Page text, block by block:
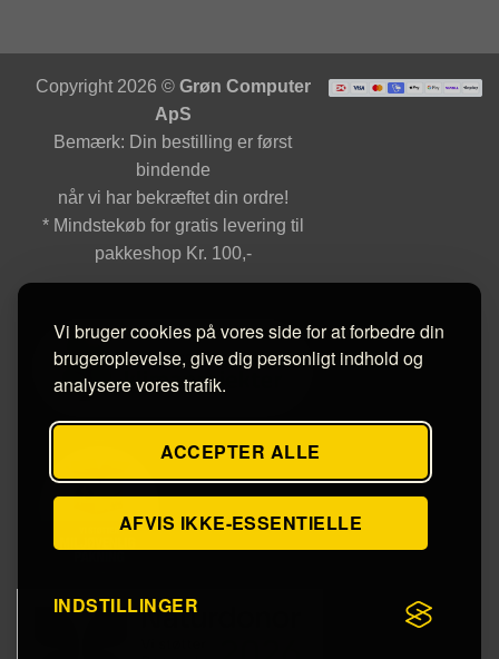
Vi bruger cookies på vores side for at forbedre din
brugeroplevelse, give dig personligt indhold og
analysere vores trafik.
ACCEPTER ALLE
AFVIS IKKE-ESSENTIELLE
INDSTILLINGER
Copyright 2026 © Grøn Computer
ApS
Bemærk: Din bestilling er først
bindende
når vi har bekræftet din ordre!
* Mindstekøb for gratis levering til
pakkeshop Kr. 100,-